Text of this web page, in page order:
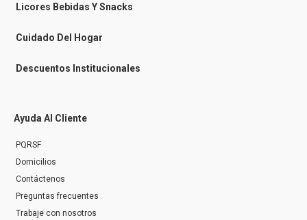
n
g
r
Licores Bebidas Y Snacks
Cuidado Del Hogar
Descuentos Institucionales
Ayuda Al Cliente
PQRSF
Domicilios
Contáctenos
Preguntas frecuentes
Trabaje con nosotros